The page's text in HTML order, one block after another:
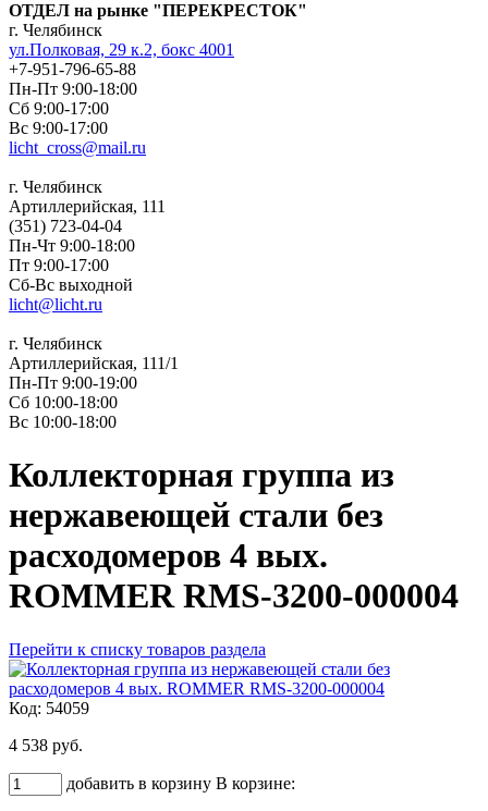
ОТДЕЛ на рынке "ПЕРЕКРЕСТОК"
г. Челябинск
ул.Полковая, 29 к.2, бокс 4001
+7-951-796-65-88
Пн-Пт 9:00-18:00
Сб 9:00-17:00
Вс 9:00-17:00
licht_cross@mail.ru
г. Челябинск
Артиллерийская, 111
(351) 723-04-04
Пн-Чт 9:00-18:00
Пт 9:00-17:00
Сб-Вс выходной
licht@licht.ru
г. Челябинск
Артиллерийская, 111/1
Пн-Пт 9:00-19:00
Сб 10:00-18:00
Вс 10:00-18:00
Коллекторная группа из
нержавеющей стали без
расходомеров 4 вых.
ROMMER RMS-3200-000004
Перейти к списку товаров раздела
Код: 54059
4 538 руб.
добавить в корзину В корзине: